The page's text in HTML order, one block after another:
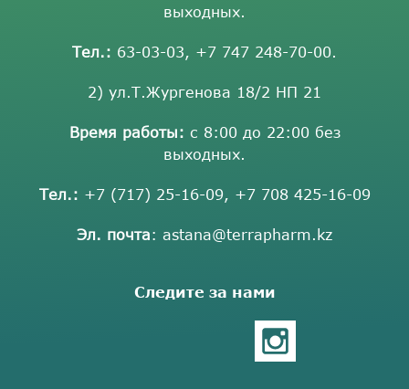
выходных.
Тел.: 63-03-03, +7 747 248-70-00.
2) ул.Т.Жургенова 18/2 НП 21
Время работы: с 8:00 до 22:00 без
выходных.
Тел.: +7 (717) 25-16-09, +7 708 425-16-09
Эл. почта: astana@terrapharm.kz
Следите за нами